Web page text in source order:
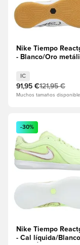
Nike Tiempo
- Blanco/Oro
IC
91,95 €121,95 €
Muchos tamaños
Abre un modal
-30%
Nike Tiempo
- Cal líquida/Blanco